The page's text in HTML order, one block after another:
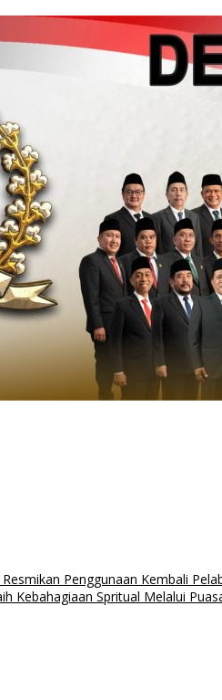
Penggunaan Kembali
Kebahagiaan Spritual Melalui